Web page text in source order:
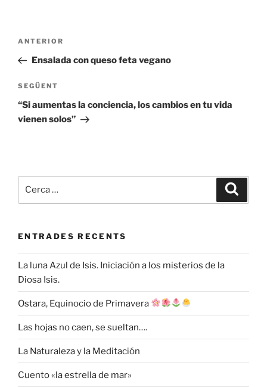
Navegació
Entrada
anterior
ANTERIOR
Ensalada con queso feta vegano
Entrada
següent
SEGÜENT
“Si aumentas la conciencia, los cambios en tu vida
vienen solos”
ENTRADES RECENTS
La luna Azul de Isis. Iniciación a los misterios de la
Diosa Isis.
Ostara, Equinocio de Primavera
Las hojas no caen, se sueltan….
La Naturaleza y la Meditación
Cuento «la estrella de mar»